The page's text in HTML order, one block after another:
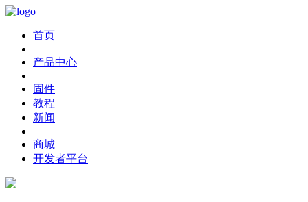
首页
产品中心
固件
教程
新闻
商城
开发者平台